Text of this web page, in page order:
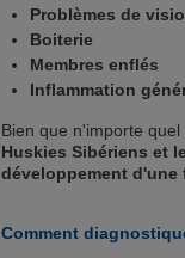
Problèmes de
Boiterie
Membres enflés
Inflammation
Bien que n'importe
Huskies Sibériens et
développement d'une
Comment